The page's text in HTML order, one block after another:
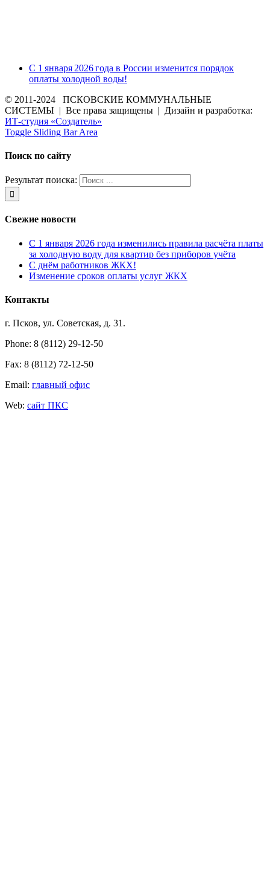
С 1 января 2026 года в России изменится порядок
оплаты холодной воды!
© 2011-2024 ПСКОВСКИЕ КОММУНАЛЬНЫЕ
СИСТЕМЫ | Все права защищены | Дизайн и разработка:
ИТ-студия «Создатель»
Toggle Sliding Bar Area
Поиск по сайту
Результат поиска:
Свежие новости
С 1 января 2026 года изменились правила расчёта платы
за холодную воду для квартир без приборов учёта
С днём работников ЖКХ!
Изменение сроков оплаты услуг ЖКХ
Контакты
г. Псков, ул. Советская, д. 31.
Phone: 8 (8112) 29-12-50
Fax: 8 (8112) 72-12-50
Email: главный офис
Web: сайт ПКС